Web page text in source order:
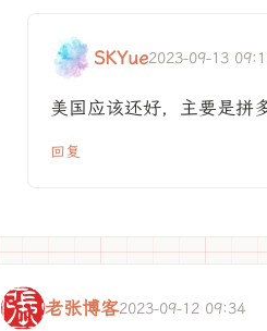
SKYue2023-09-13
美国应该还好，主要是拼
回复
老张博客2023-09-12 09:34